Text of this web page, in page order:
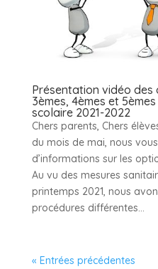
Présentation vidéo des
3èmes, 4èmes et
scolaire 2021-2022
Chers parents, Chers
du mois de mai, nous
d’informations sur les
Au vu des mesures
printemps 2021, nous
procédures différentes...
« Entrées précédentes